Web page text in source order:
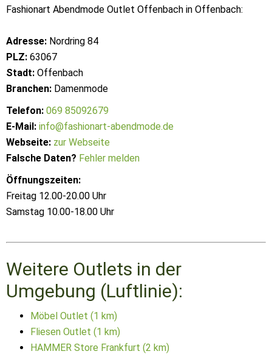
Fashionart Abendmode Outlet Offenbach in Offenbach:
Adresse: Nordring 84
PLZ: 63067
Stadt: Offenbach
Branchen: Damenmode
Telefon: 069 85092679
E-Mail: info@fashionart-abendmode.de
Webseite: zur Webseite
Falsche Daten? Fehler melden
Öffnungszeiten:
Freitag 12.00-20.00 Uhr
Samstag 10.00-18.00 Uhr
Weitere Outlets in der
Umgebung (Luftlinie):
Möbel Outlet (1 km)
Fliesen Outlet (1 km)
HAMMER Store Frankfurt (2 km)